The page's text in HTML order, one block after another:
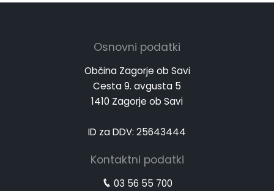
Osnovni podatki
Občina Zagorje ob Savi
Cesta 9. avgusta 5
1410 Zagorje ob Savi
ID za DDV: 25643444
Kontaktni podatki
03 56 55 700